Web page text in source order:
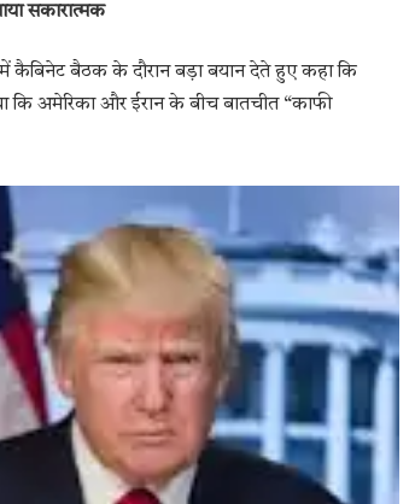
सकारात्मक
में कैबिनेट बैठक के दौरान बड़ा बयान देते हुए कहा कि
कि अमेरिका और ईरान के बीच बातचीत “काफी